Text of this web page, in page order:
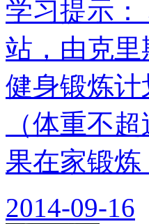
学习提示
站，由克
健身锻炼
（体重不
果在家锻炼
2014-09-16